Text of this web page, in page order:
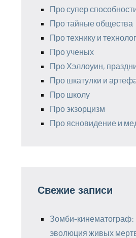
Про супер
Про тайные общества
Про технику и
Про ученых
Про Хэллоуин,
Про шкатулки и
Про школу
Про экзорцизм
Про ясновидение и
Свежие записи
Зомби-кинематограф:
эволюция живых